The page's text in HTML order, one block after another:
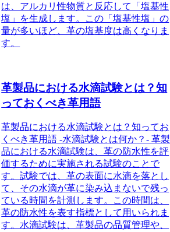
は、アルカリ性物質と反応して「塩基性
塩」を生成します。この「塩基性塩」の
量が多いほど、革の塩基度は高くなりま
す。
革製品における水滴試験とは？知
っておくべき革用語
革製品における水滴試験とは？知ってお
くべき革用語 -水滴試験とは何か？- 革製
品における水滴試験は、革の防水性を評
価するために実施される試験のことで
す。試験では、革の表面に水滴を落とし
て、その水滴が革に染み込まないで残っ
ている時間を計測します。この時間は、
革の防水性を表す指標として用いられま
す。水滴試験は、革製品の品質管理や、